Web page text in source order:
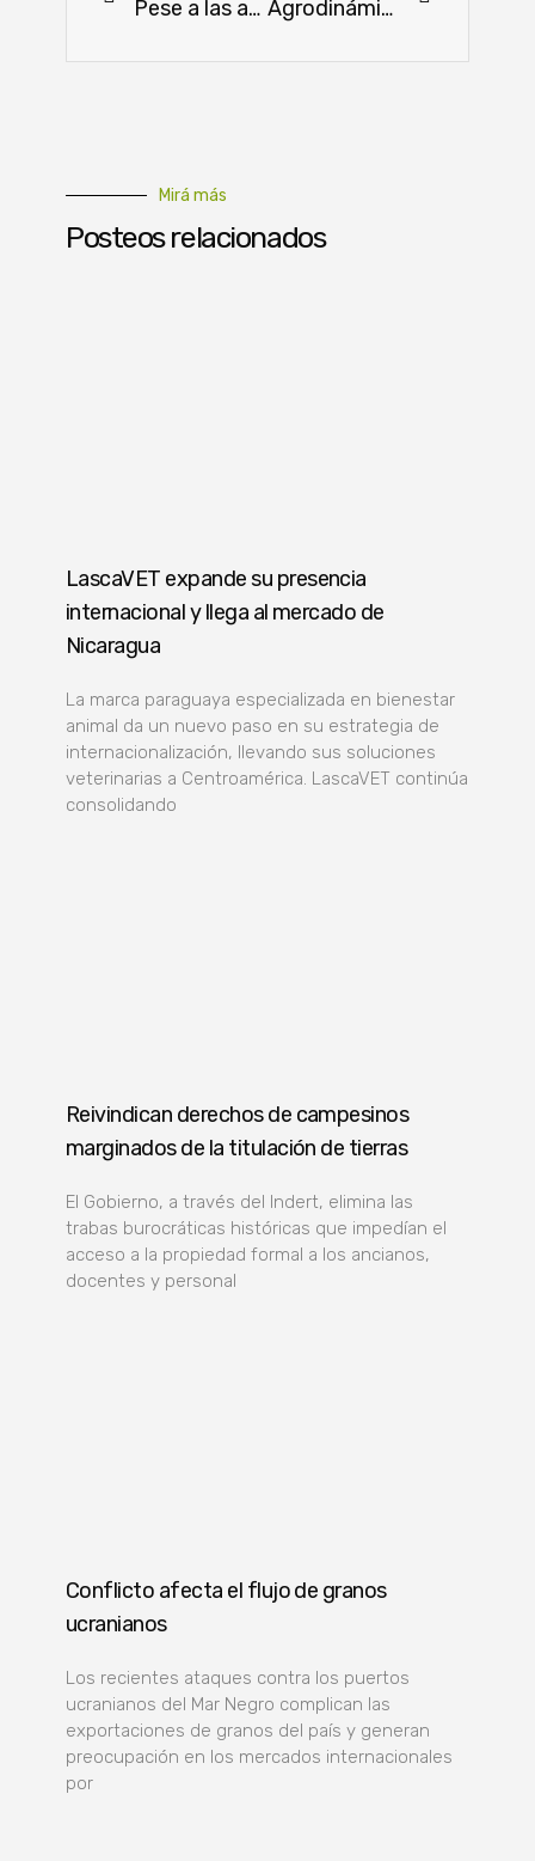
Pese a las adversidades, productores supieron salir adelante Agrodinámica prepara una edición cargada de actualizaciones
Mirá más
Posteos relacionados
LascaVET expande su presencia
internacional y llega al mercado de
Nicaragua
La marca paraguaya especializada en bienestar
animal da un nuevo paso en su estrategia de
internacionalización, llevando sus soluciones
veterinarias a Centroamérica. LascaVET continúa
consolidando
Reivindican derechos de campesinos
marginados de la titulación de tierras
El Gobierno, a través del Indert, elimina las
trabas burocráticas históricas que impedían el
acceso a la propiedad formal a los ancianos,
docentes y personal
Conflicto afecta el flujo de granos
ucranianos
Los recientes ataques contra los puertos
ucranianos del Mar Negro complican las
exportaciones de granos del país y generan
preocupación en los mercados internacionales
por